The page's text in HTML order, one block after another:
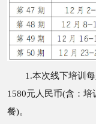
1.本次线下培训每
1580元人民币(含：
餐)。